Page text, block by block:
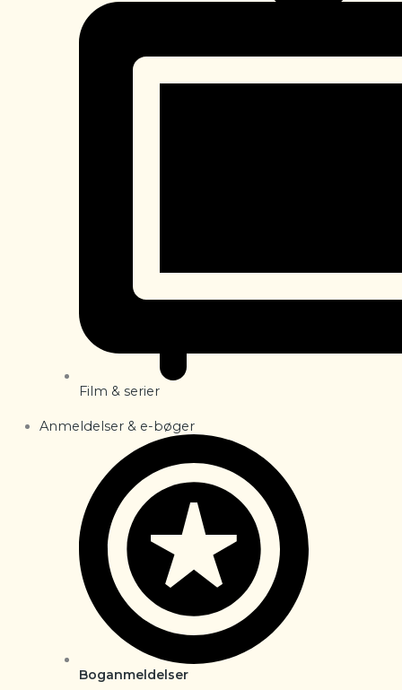
Film & serier
Anmeldelser & e-bøger
Boganmeldelser